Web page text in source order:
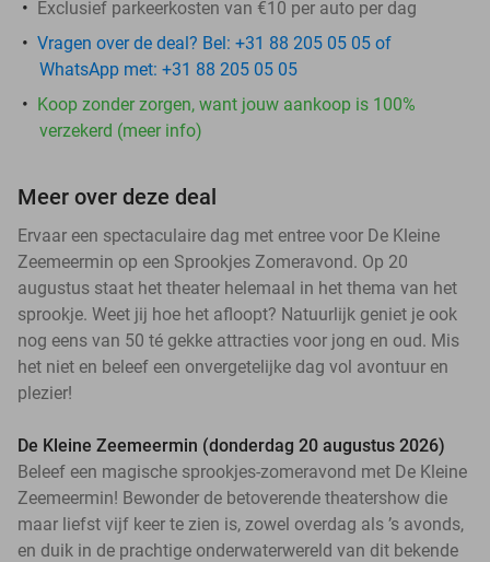
Exclusief parkeerkosten van €10 per auto per dag
Vragen over de deal? Bel: +31 88 205 05 05 of
WhatsApp met: +31 88 205 05 05
Koop zonder zorgen, want jouw aankoop is 100%
verzekerd (meer info)
Meer over deze deal
Ervaar een spectaculaire dag met entree voor De Kleine
Zeemeermin op een Sprookjes Zomeravond. Op 20
augustus staat het theater helemaal in het thema van het
sprookje. Weet jij hoe het afloopt? Natuurlijk geniet je ook
nog eens van 50 té gekke attracties voor jong en oud. Mis
het niet en beleef een onvergetelijke dag vol avontuur en
plezier!
De Kleine Zeemeermin (donderdag 20 augustus 2026)
Beleef een magische sprookjes-zomeravond met De Kleine
Zeemeermin! Bewonder de betoverende theatershow die
maar liefst vijf keer te zien is, zowel overdag als ’s avonds,
en duik in de prachtige onderwaterwereld van dit bekende